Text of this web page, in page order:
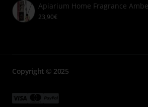
Apiarium Home Fragrance
23,90€
Copyright © 2025